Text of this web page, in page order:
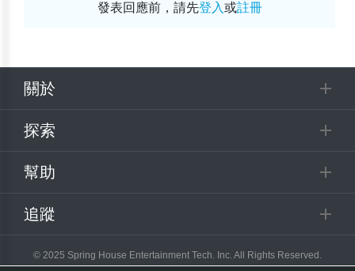
發表回應前，請先登入或註冊
關於
探索
幫助
追蹤
© 2025 Spring House Entertainment Tech. Inc. All Rights Reserved.